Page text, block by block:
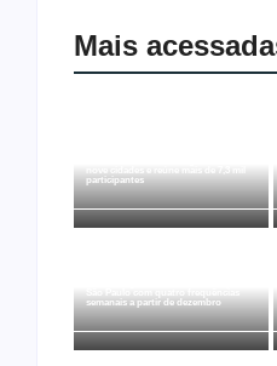
Mais
participantes
São Paulo com quatro frequências
semanais a partir de dezembro